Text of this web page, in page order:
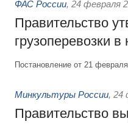
ФАС России, 24 февраля
Правительство
грузоперевозки
Постановление от 21
Минкультуры России, 24
Правительство